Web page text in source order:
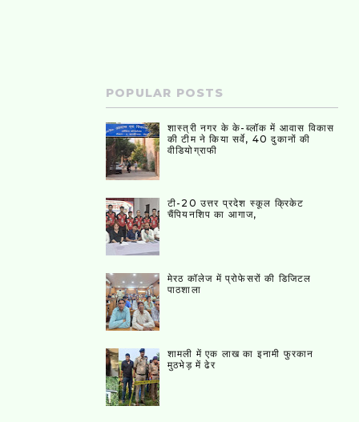
POPULAR POSTS
शास्त्री नगर के के-ब्लॉक में आवास विकास
की टीम ने किया सर्वे, 40 दुकानों की
वीडियोग्राफी
टी-20 उत्तर प्रदेश स्कूल क्रिकेट
चैंपियनशिप का आगाज,
मेरठ कॉलेज में प्रोफेसरों की डिजिटल
पाठशाला
शामली में एक लाख का इनामी फुरकान
मुठभेड़ में ढेर